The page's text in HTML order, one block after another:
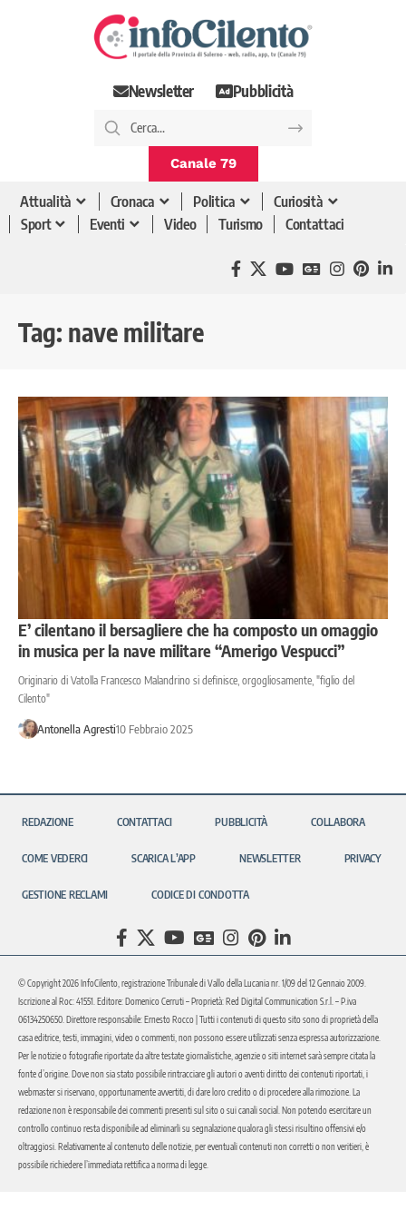
Newsletter Pubblicità
Canale 79
Attualità Cronaca Politica
Curiosità
Sport
Eventi Video Turismo Contattaci
Tag: nave militare
E’ cilentano il bersagliere che ha composto un omaggio
in musica per la nave militare “Amerigo Vespucci”
Originario di Vatolla Francesco Malandrino si definisce, orgogliosamente, "figlio del
Cilento"
Antonella Agresti10 Febbraio 2025
REDAZIONE CONTATTACI PUBBLICITÀ COLLABORA
COME VEDERCI SCARICA L’APP NEWSLETTER PRIVACY
GESTIONE RECLAMI CODICE DI CONDOTTA
© Copyright 2026 InfoCilento, registrazione Tribunale di Vallo della Lucania nr. 1/09 del 12 Gennaio 2009.
Iscrizione al Roc: 41551. Editore: Domenico Cerruti – Proprietà: Red Digital Communication S.r.l. – P.iva
06134250650. Direttore responsabile: Ernesto Rocco | Tutti i contenuti di questo sito sono di proprietà della
casa editrice, testi, immagini, video o commenti, non possono essere utilizzati senza espressa autorizzazione.
Per le notizie o fotografie riportate da altre testate giornalistiche, agenzie o siti internet sarà sempre citata la
fonte d’origine. Dove non sia stato possibile rintracciare gli autori o aventi diritto dei contenuti riportati, i
webmaster si riservano, opportunamente avvertiti, di dare loro credito o di procedere alla rimozione. La
redazione non è responsabile dei commenti presenti sul sito o sui canali social. Non potendo esercitare un
controllo continuo resta disponibile ad eliminarli su segnalazione qualora gli stessi risultino offensivi e/o
oltraggiosi. Relativamente al contenuto delle notizie, per eventuali contenuti non corretti o non veritieri, è
possibile richiedere l’immediata rettifica a norma di legge.